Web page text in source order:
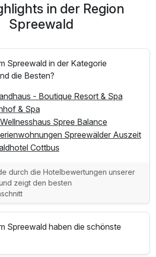
auf Ihrem Zimmer
in der Region
Spreewald
Spreewald in der Kategorie
die Besten?
- Boutique Resort & Spa
& Spa
Spree Balance
Spreewälder Auszeit
Cottbus
durch die Hotelbewertungen unserer
zeigt den besten
Spreewald haben die schönste